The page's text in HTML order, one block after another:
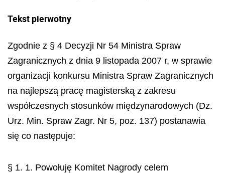
Tekst pierwotny
Zgodnie z § 4 Decyzji Nr 54 Ministra Spraw
Zagranicznych z dnia 9 listopada 2007 r. w sprawie
organizacji konkursu Ministra Spraw Zagranicznych
na najlepszą pracę magisterską z zakresu
współczesnych stosunków międzynarodowych (Dz.
Urz. Min. Spraw Zagr. Nr 5, poz. 137) postanawia
się co następuje:
§ 1. 1. Powołuję Komitet Nagrody celem